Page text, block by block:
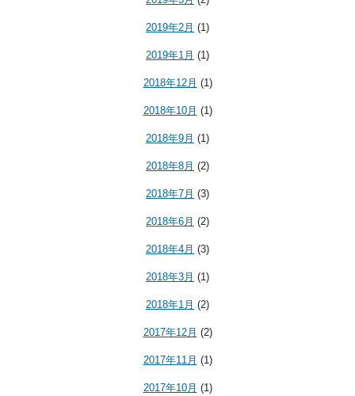
2019年2月 (1)
2019年1月 (1)
2018年12月 (1)
2018年10月 (1)
2018年9月 (1)
2018年8月 (2)
2018年7月 (3)
2018年6月 (2)
2018年4月 (3)
2018年3月 (1)
2018年1月 (2)
2017年12月 (2)
2017年11月 (1)
2017年10月 (1)